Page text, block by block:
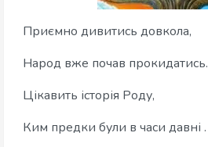
Приємно дивитись довкола,
Народ вже почав прокидатись.
Цікавить історія Роду,
Ким предки були в часи давні .